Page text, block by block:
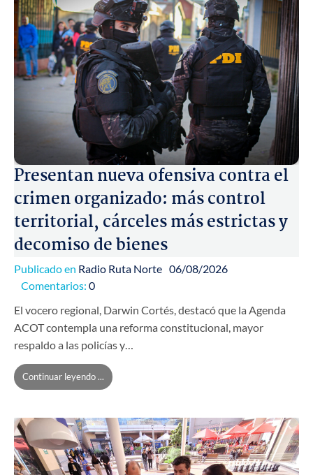
Presentan nueva ofensiva contra el
crimen organizado: más control
territorial, cárceles más estrictas y
decomiso de bienes
Publicado en Radio Ruta Norte 06/08/2026
Comentarios: 0
El vocero regional, Darwin Cortés, destacó que la Agenda
ACOT contempla una reforma constitucional, mayor
respaldo a las policías y…
Continuar leyendo ...